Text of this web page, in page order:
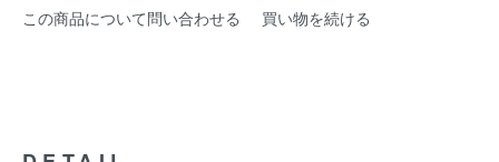
この商品について問い合わせる 買い物を続ける